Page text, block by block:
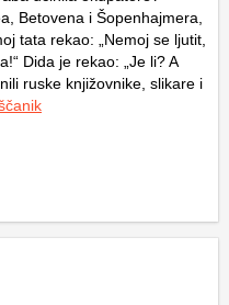
Betovena i Šopenhajmera,
tata rekao: „Nemoj se ljutit,
Dida je rekao: „Je li? A
ruske knjižovnike, slikare i